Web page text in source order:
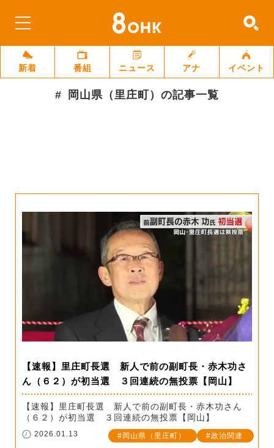
新着 番組 ニュース アナ イベント
岡山県（里庄町） の記事一覧
【速報】里庄町長選 新人で前の副町長・赤木功さ
ん（６２）が初当選 ３回連続の無投票【岡山】
【速報】里庄町長選 新人で前の副町長・赤木功さん
（６２）が初当選 ３回連続の無投票【岡山】
2026.01.13 岡山県（里庄町） 政治関連